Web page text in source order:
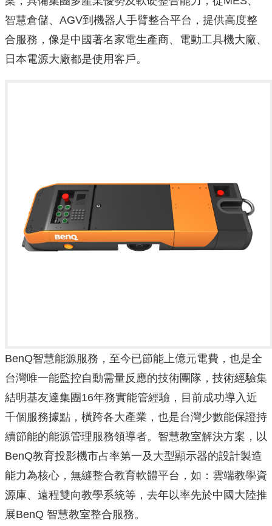
智慧倉儲、AGV到機器人手臂整合平台，提供高度整
合服務，像是中國著名家電生產商、電動工具機大廠、
日本電源大廠都是使用客戶。
BenQ智慧能源服務，至今已節能上億元電費，也是全
台灣唯一能監控自動需量反應的技術團隊，技術經驗集
結明基友達集團16年務實能管經驗，目前成功導入近
千個服務據點，橫跨各大產業，也是台灣少數能保證持
續節能的能源管理服務領導者。智慧教室解決方案，以
BenQ教育投影機市占率第一及大型顯示器的設計製造
能力為核心，無縫整合教育軟體平台，如：雲端教學資
源庫、遠程雙向教學系統等，去年以率先於中國大陸推
展BenQ 智慧教室整合服務。